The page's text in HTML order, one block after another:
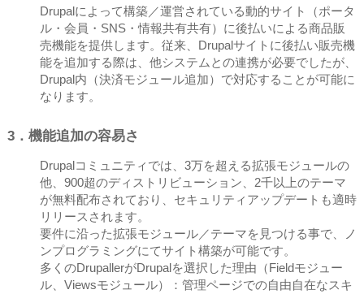
Drupalによって構築／運営されている動的サイト（ポータ
ル・会員・SNS・情報共有共有）に後払いによる商品販
売機能を提供します。従来、Drupalサイトに後払い販売機
能を追加する際は、他システムとの連携が必要でしたが、
Drupal内（決済モジュール追加）で対応することが可能に
なります。
3．機能追加の容易さ
Drupalコミュニティでは、3万を超える拡張モジュールの
他、900超のディストリビューション、2千以上のテーマ
が無料配布されており、セキュリティアップデートも適時
リリースされます。
要件に沿った拡張モジュール／テーマを見つける事で、ノ
ンプログラミングにてサイト構築が可能です。
多くのDrupallerがDrupalを選択した理由（Fieldモジュー
ル、Viewsモジュール）：管理ページでの自由自在なスキ